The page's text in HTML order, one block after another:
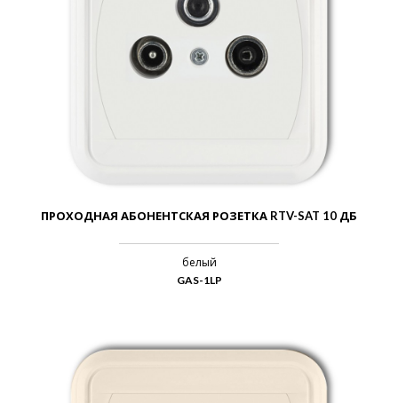
ПРОХОДНАЯ АБОНЕНТСКАЯ РОЗЕТКА RTV-SAT 10 ДБ
белый
GAS-1LP